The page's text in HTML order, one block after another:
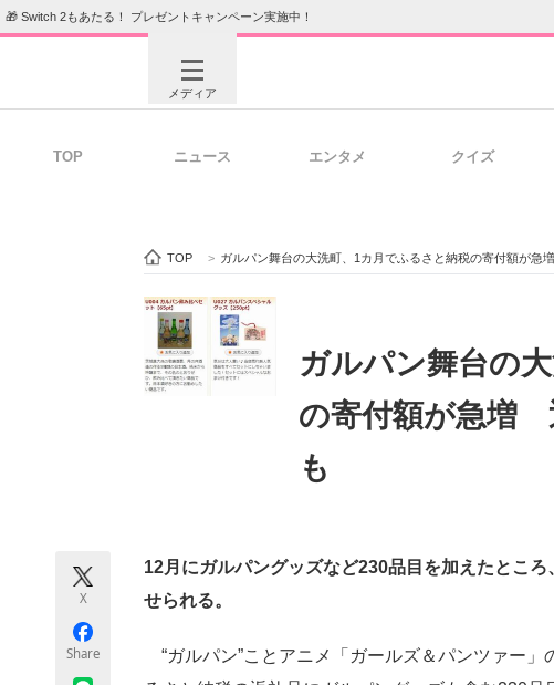
🎁 Switch 2もあたる！ プレゼントキャンペーン実施中！
メディア
ビジネスと働き方のヒント
ITエンジニア向け専門サイト 企業向けIT製品の総合
TOP ニュース エンタメ クイズ
TOP > ガルパン舞台の大洗町、1カ月でふるさと納税の寄付額が
ガルパン舞台の
の寄付額が急増
も
X
Share
12月にガルパングッズなど230品目を加えたとこ
せられる。
“ガルパン”ことアニメ「ガールズ＆パンツァー